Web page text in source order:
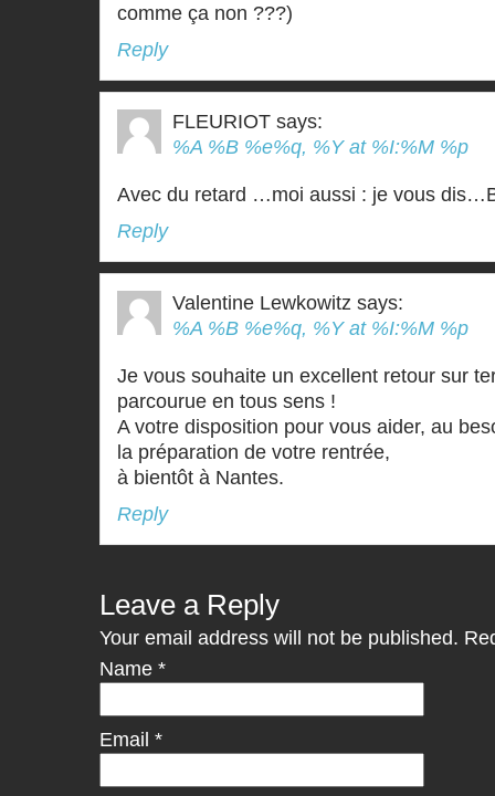
comme ça non ???)
Reply
FLEURIOT says:
%A %B %e%q, %Y at %I:%M %p
Avec du retard …moi aussi : je vous
Reply
Valentine Lewkowitz says:
%A %B %e%q, %Y at %I:%M %p
Je vous souhaite un excellent retour sur
parcourue en tous sens !
A votre disposition pour vous aider, au
la préparation de votre rentrée,
à bientôt à Nantes.
Reply
Leave a Reply
Your email address will not be published.
Name *
Email *